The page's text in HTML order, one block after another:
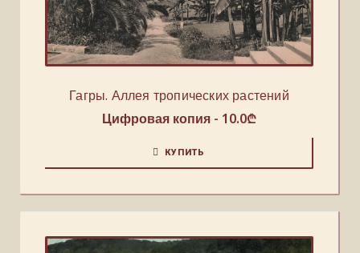
Гагры. Аллея тропических растений
Цифровая копия - 10.0₾
КУПИТЬ